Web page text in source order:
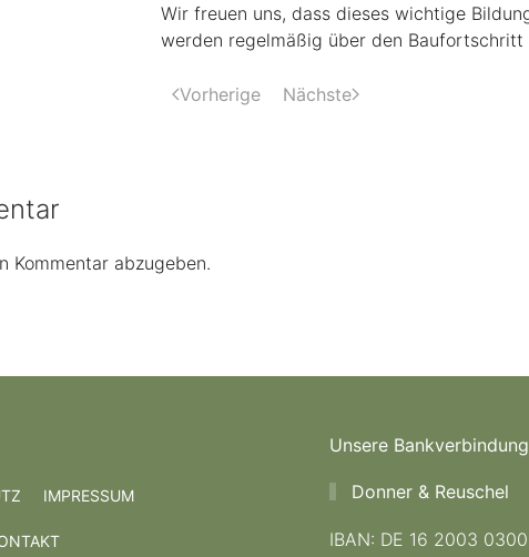
Wir freuen uns, dass dieses wichtige
werden regelmäßig über den Baufortschritt
Vorherige Nächste
Kommentar abzugeben.
IMPRESSUM
Unsere
Donner & Reuschel
IBAN: DE 16 2003